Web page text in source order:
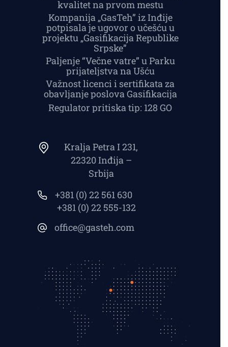
kvalitet na prvom mestu
Kompanija „GasTeh” iz Inđije
potpisala je ugovor o učešću u
projektu „Gasifikacija Republike
Srpske”
Paljenje “Večne vatre” u Parku
prijateljstva na Ušću
Važnost licenci i sertifikata za
obavljanje poslova Gasifikacija
Regulator pritiska tip: 128 GO
Kralja Petra I 231,
22320 Inđija –
Srbija
+381 (0) 22 561 630
+381 (0) 22 555-132
office@gasteh.com